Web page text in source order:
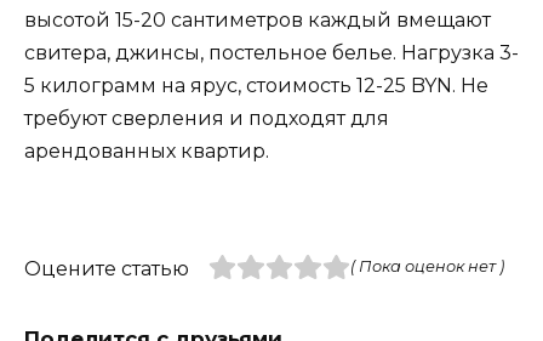
высотой 15-20 сантиметров каждый вмещают
свитера, джинсы, постельное белье. Нагрузка 3-
5 килограмм на ярус, стоимость 12-25 BYN. Не
требуют сверления и подходят для
арендованных квартир.
Оцените статью ( Пока оценок нет )